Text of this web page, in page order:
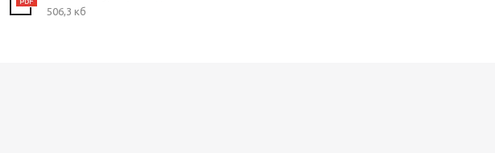
506,3 кб